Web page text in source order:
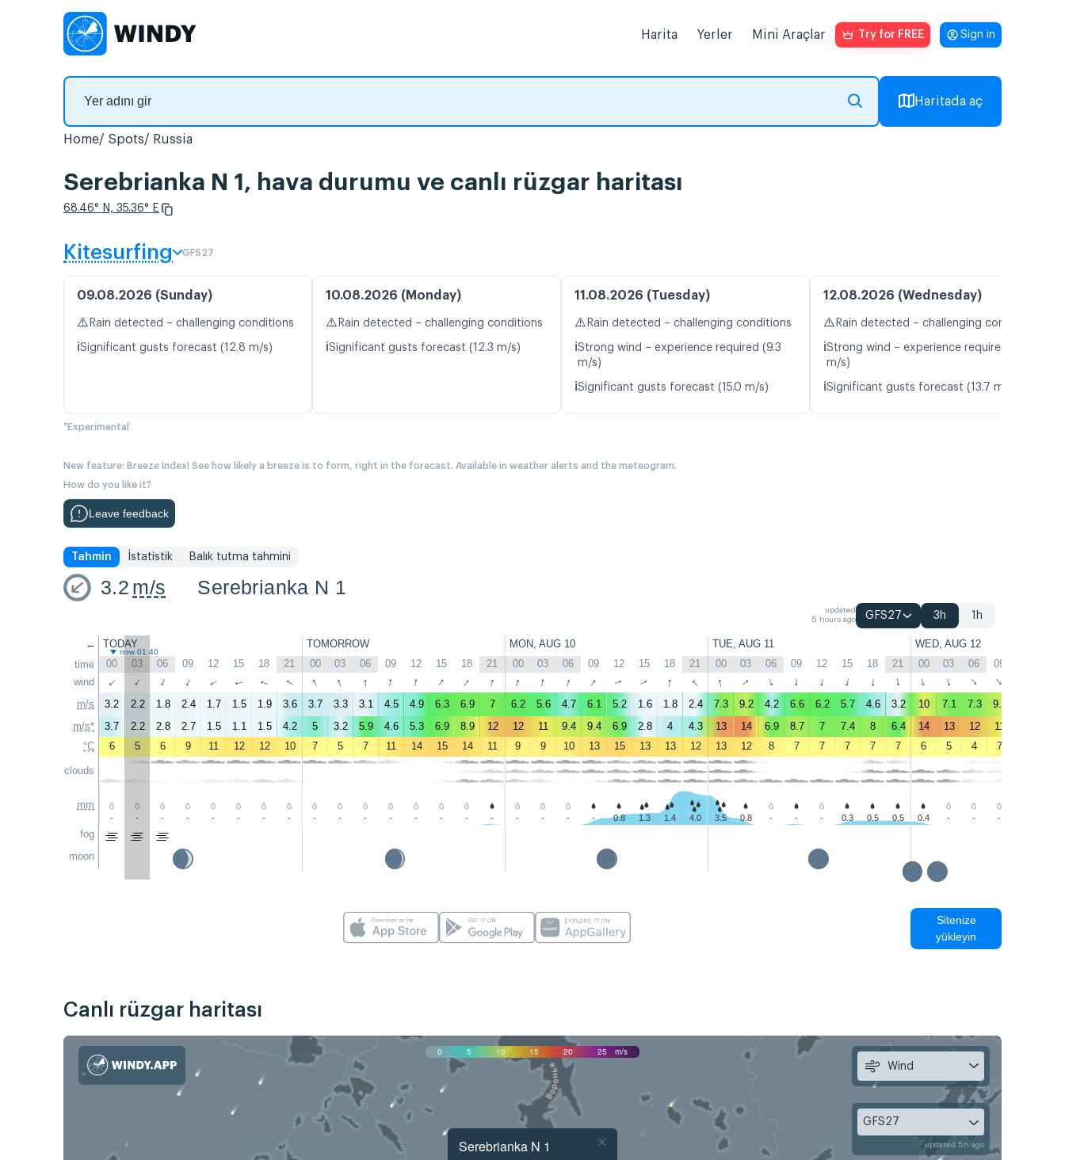
Harita Yerler Mini Araçlar Try for FREE Sign in
Haritada aç
Home Spots Russia
Serebrianka N 1, hava durumu ve canlı rüzgar haritası
68.46° N, 35.36° E
Kitesurfing GFS27
09.08.2026 (Sunday)
⚠️ Rain detected – challenging conditions
ℹ️Significant gusts forecast (12.8 m/s)
10.08.2026 (Monday)
⚠️ Rain detected – challenging conditions
ℹ️Significant gusts forecast (12.3 m/s)
11.08.2026 (Tuesday)
⚠️ Rain detected – challenging conditions
ℹ️Strong wind – experience required (9.3
m/s)
ℹ️Significant gusts forecast (15.0 m/s)
12.08.2026 (Wednesday)
⚠️ Rain detected – challenging conditions
ℹ️Strong wind – experience required (10.2
m/s)
ℹ️Significant gusts forecast (13.7 m/s)
*Experimental
New feature: Breeze Index! See how likely a breeze is to form, right in the forecast. Available in weather alerts and the meteogram.
How do you like it?
Leave feedback
Tahmin İstatistik Balık tutma tahmini
3.2 m/s Serebrianka N 1
updated
5 hours ago
GFS27 3h 1h
←
time
wind
m/s
m/s*
°C
clouds
mm
fog
moon
TODAY TOMORROW MON, AUG 10 TUE, AUG 11 WED, AUG 12
now 01:40
00 03 06 09 12 15 18 21 00 03 06 09 12 15 18 21 00 03 06 09 12 15 18 21 00 03 06 09 12 15 18 21 00 03 06 09
↑ ↑ ↑ ↑ ↑ ↑ ↑ ↑ ↑ ↑ ↑ ↑ ↑ ↑ ↑ ↑ ↑ ↑ ↑ ↑ ↑ ↑ ↑ ↑ ↑ ↑ ↑ ↑ ↑ ↑ ↑ ↑ ↑ ↑ ↑ ↑
3.2 2.2 1.8 2.4 1.7 1.5 1.9 3.6 3.7 3.3 3.1 4.5 4.9 6.3 6.9 7 6.2 5.6 4.7 6.1 5.2 1.6 1.8 2.4 7.3 9.2 4.2 6.6 6.2 5.7 4.6 3.2 10 7.1 7.3 9.5
3.7
2.2 2.8 2.7 1.5 1.1 1.5 4.2 5 3.2 5.9 4.6 5.3 6.9 8.9 12 12 11 9.4 9.4 6.9 2.8 4 4.3 13 14 6.9 8.7 7 7.4 8 6.4 14 13 12 11
6
5 6 9 11 12 12 10 7 5 7 11 14 15 14 11 9 9 10 13 15 13 13 12 13 12 8 7 7 7 7 7 6 5 4 7
- - - - - - - - - - - - - - - - - - - - 0.8 1.3 1.4 4.0 3.5 0.8 - - - 0.3 0.5 0.5 0.4 - - -
Sitenize
yükleyin
Canlı rüzgar haritası
0 5 10 15 20 25 m/s
Serebrianka N 1 ×
Wind
GFS27
updated 5h ago